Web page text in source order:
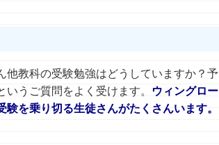
他教科の受験勉強はどうしていますか？予
うご質問をよく受けます。
ウィングロー
を乗り切る生徒さんがたくさんいます。